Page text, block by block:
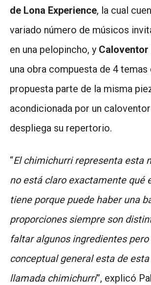
de Lona Experience, la cual
variado número de músicos
en una pelopincho, y Caloventor
una obra compuesta de 4 temas
propuesta parte de la misma
acondicionada por un
despliega su repertorio.
“El chimichurri representa esta
no está claro exactamente qué
tiene porque puede haber una
proporciones siempre son
faltar algunos ingredientes pero
conceptual general esta de
llamada chimichurri”, explicó